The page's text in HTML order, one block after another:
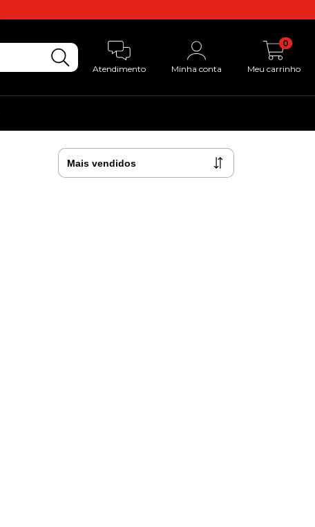
Atendimento Minha conta Meu carrinho
0